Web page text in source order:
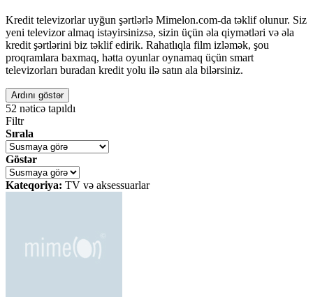
Kredit televizorlar uyğun şərtlərlə Mimelon.com-da təklif olunur. Siz
yeni televizor almaq istəyirsinizsə, sizin üçün əla qiymətləri və əla
kredit şərtlərini biz təklif edirik. Rahatlıqla film izləmək, şou
proqramlara baxmaq, hətta oyunlar oynamaq üçün smart
televizorları buradan kredit yolu ilə satın ala bilərsiniz.
Ardını göstər
52 nəticə tapıldı
Filtr
Sırala
Göstər
Kateqoriya: TV və aksessuarlar